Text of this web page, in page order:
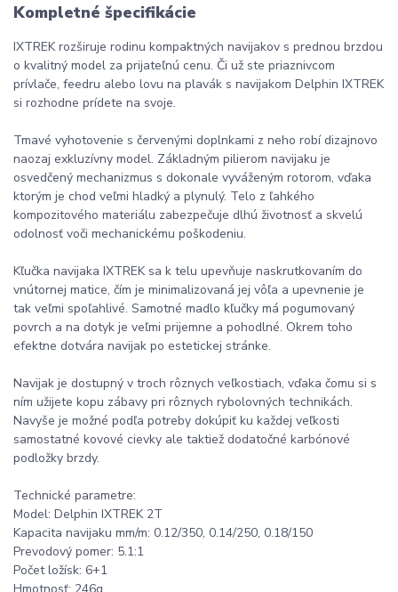
Kompletné špecifikácie
IXTREK rozširuje rodinu kompaktných navijakov s prednou brzdou
o kvalitný model za prijateľnú cenu. Či už ste priaznivcom
prívlače, feedru alebo lovu na plavák s navijakom Delphin IXTREK
si rozhodne prídete na svoje.
Tmavé vyhotovenie s červenými doplnkami z neho robí dizajnovo
naozaj exkluzívny model. Základným pilierom navijaku je
osvedčený mechanizmus s dokonale vyváženým rotorom, vďaka
ktorým je chod veľmi hladký a plynulý. Telo z ľahkého
kompozitového materiálu zabezpečuje dlhú životnosť a skvelú
odolnosť voči mechanickému poškodeniu.
Kľučka navijaka IXTREK sa k telu upevňuje naskrutkovaním do
vnútornej matice, čím je minimalizovaná jej vôľa a upevnenie je
tak veľmi spoľahlivé. Samotné madlo kľučky má pogumovaný
povrch a na dotyk je veľmi prijemne a pohodlné. Okrem toho
efektne dotvára navijak po estetickej stránke.
Navijak je dostupný v troch rôznych veľkostiach, vďaka čomu si s
ním užijete kopu zábavy pri rôznych rybolovných technikách.
Navyše je možné podľa potreby dokúpiť ku každej veľkosti
samostatné kovové cievky ale taktiež dodatočné karbónové
podložky brzdy.
Technické parametre:
Model: Delphin IXTREK 2T
Kapacita navijaku mm/m: 0.12/350, 0.14/250, 0.18/150
Prevodový pomer: 5.1:1
Počet ložísk: 6+1